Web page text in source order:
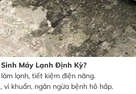
Máy Lạnh Định Kỳ?
lạnh, tiết kiệm điện năng.
vi khuẩn, ngăn ngừa bệnh hô hấp.